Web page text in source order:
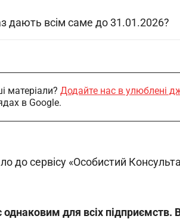
дають всім саме до 31.01.2026?
матеріали? Додайте нас в улюблені
в Google.
до сервісу «Особистий
для всіх підприємств.